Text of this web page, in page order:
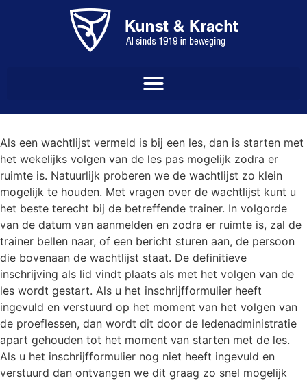
Als een wachtlijst vermeld is bij een les, dan is starten met
het wekelijks volgen van de les pas mogelijk zodra er
ruimte is. Natuurlijk proberen we de wachtlijst zo klein
mogelijk te houden. Met vragen over de wachtlijst kunt u
het beste terecht bij de betreffende trainer. In volgorde
van de datum van aanmelden en zodra er ruimte is, zal de
trainer bellen naar, of een bericht sturen aan, de persoon
die bovenaan de wachtlijst staat. De definitieve
inschrijving als lid vindt plaats als met het volgen van de
les wordt gestart. Als u het inschrijfformulier heeft
ingevuld en verstuurd op het moment van het volgen van
de proeflessen, dan wordt dit door de ledenadministratie
apart gehouden tot het moment van starten met de les.
Als u het inschrijfformulier nog niet heeft ingevuld en
verstuurd dan ontvangen we dit graag zo snel mogelijk